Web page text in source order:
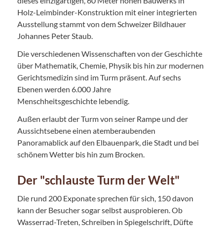
Holz-Leimbinder-Konstruktion mit einer integrierten
Ausstellung stammt von dem Schweizer Bildhauer
Johannes Peter Staub.
Die verschiedenen Wissenschaften von der Geschichte
über Mathematik, Chemie, Physik bis hin zur modernen
Gerichtsmedizin sind im Turm präsent. Auf sechs
Ebenen werden 6.000 Jahre
Menschheitsgeschichte lebendig.
Außen erlaubt der Turm von seiner Rampe und der
Aussichtsebene einen atemberaubenden
Panoramablick auf den Elbauenpark, die Stadt und bei
schönem Wetter bis hin zum Brocken.
Der "schlauste Turm der Welt"
Die rund 200 Exponate sprechen für sich, 150 davon
kann der Besucher sogar selbst ausprobieren. Ob
Wasserrad-Treten, Schreiben in Spiegelschrift, Düfte